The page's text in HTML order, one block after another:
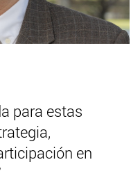
para estas
en